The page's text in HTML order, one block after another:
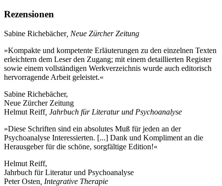
Rezensionen
Sabine Richebächer, Neue Zürcher Zeitung
»Kompakte und kompetente Erläuterungen zu den einzelnen Texten
erleichtern dem Leser den Zugang; mit einem detaillierten Register
sowie einem vollständigen Werkverzeichnis wurde auch editorisch
hervorragende Arbeit geleistet.«
Sabine Richebächer,
Neue Zürcher Zeitung
Helmut Reiff, Jahrbuch für Literatur und Psychoanalyse
»Diese Schriften sind ein absolutes Muß für jeden an der
Psychoanalyse Interessierten. [...] Dank und Kompliment an die
Herausgeber für die schöne, sorgfältige Edition!«
Helmut Reiff,
Jahrbuch für Literatur und Psychoanalyse
Peter Osten , Integrative Therapie